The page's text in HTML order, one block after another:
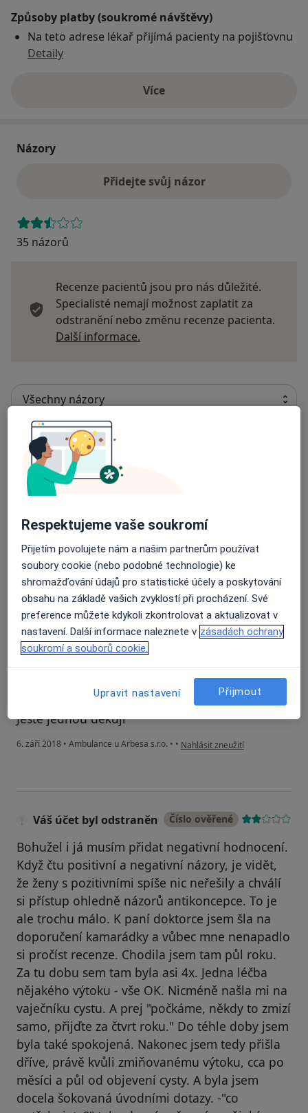
Způsoby platby (soukromé návštěvy)
Na teto adrese lékař přijímá pacienty na pojišťovnu
Detaily
Víceo adrese
Názory
Přidejte svůj názor
35 názorů
Recenze pacientů jsou pro nás důležité.
Specialisté nemají možnost zaplatit za
odstranění nebo změnu recenze pacienta.
Další informace.
Hledejte v názorech
své první návštevy u paní doktorky docela
obávala.
Musím ale paní doktorce a celému týmu moc
poděkovat. Paní doktorka je nejen milá a
příjemná, ale dokáže i dobře poradit, na
všechny mé otázky odpovědět a moc dobře ví o
Celkově jsem odcházela s velmi příjemným
Ještě jednou děkuji
6. září 2018 • Ambulance u Arbesa s.r.o. • • podle názoru uživatele Váš účet
Nahlásit zneužití
Váš účet byl odstraněn Číslo ověřené
Bohužel i já musím přidat negativní hodnocení.
Když čtu positivní a negativní názory, je vidět,
že ženy s pozitivními spíše nic neřešily a chválí
si přístup ohledně názorů antikoncepce. To je
ale trochu málo. K paní doktorce jsem šla na
doporučení kamarádky a vůbec mne nenapadlo
si pročíst recenze. Chodila jsem tam půl roku.
Za tu dobu sem tam byla asi 4x. Jedna léčba
nějakého výtoku - vše OK. Nicméně našla mi na
vaječníku cystu. A prej "počkáme, někdy to zmizí
samo, přijďte za čtvrt roku." Do téhle doby jsem
byla také spokojená. Nakonec jsem tedy přišla
dříve, právě kvůli zmiňovanému výtoku, cca po
měsíci a půl od objevení cysty. A byla jsem
docela šokovaná úvodními dotazy. -"co
Respektujeme vaše soukromí
Přijetím povolujete nám a našim partnerům používat
soubory cookie (nebo podobné technologie) ke
shromažďování údajů pro statistické účely a poskytování
obsahu na základě vašich zvyklostí při procházení. Své
preference můžete kdykoli zkontrolovat a aktualizovat v
nastavení. Další informace naleznete v zásadách ochrany
soukromí a souborů cookie.
Upravit nastavení Přijmout